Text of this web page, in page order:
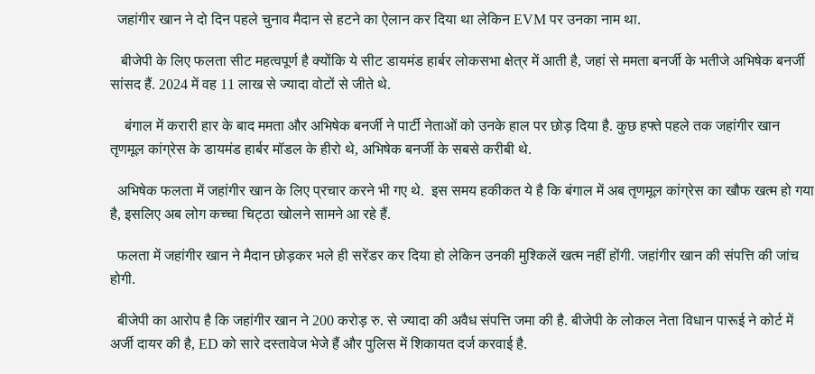
जहांगीर खान ने दो दिन पहले चुनाव मैदान से हटने का ऐलान कर दिया था लेकिन EVM पर उनका नाम था.
बीजेपी के लिए फलता सीट महत्वपूर्ण है क्योंकि ये सीट डायमंड हार्बर लोकसभा क्षेत्र में आती है, जहां से ममता बनर्जी के भतीजे अभिषेक बनर्जी
सांसद हैं. 2024 में वह 11 लाख से ज्यादा वोटों से जीते थे.
बंगाल में करारी हार के बाद ममता और अभिषेक बनर्जी ने पार्टी नेताओं को उनके हाल पर छोड़ दिया है. कुछ हफ्ते पहले तक जहांगीर खान
तृणमूल कांग्रेस के डायमंड हार्बर मॉडल के हीरो थे, अभिषेक बनर्जी के सबसे करीबी थे.
अभिषेक फलता में जहांगीर खान के लिए प्रचार करने भी गए थे. इस समय हकीकत ये है कि बंगाल में अब तृणमूल कांग्रेस का खौफ खत्म हो गया
है, इसलिए अब लोग कच्चा चिट्ठा खोलने सामने आ रहे हैं.
फलता में जहांगीर खान ने मैदान छोड़कर भले ही सरेंडर कर दिया हो लेकिन उनकी मुश्किलें खत्म नहीं होंगी. जहांगीर खान की संपत्ति की जांच
होगी.
बीजेपी का आरोप है कि जहांगीर खान ने 200 करोड़ रु. से ज्यादा की अवैध संपत्ति जमा की है. बीजेपी के लोकल नेता विधान पारूई ने कोर्ट में
अर्जी दायर की है, ED को सारे दस्तावेज भेजे हैं और पुलिस में शिकायत दर्ज करवाई है.